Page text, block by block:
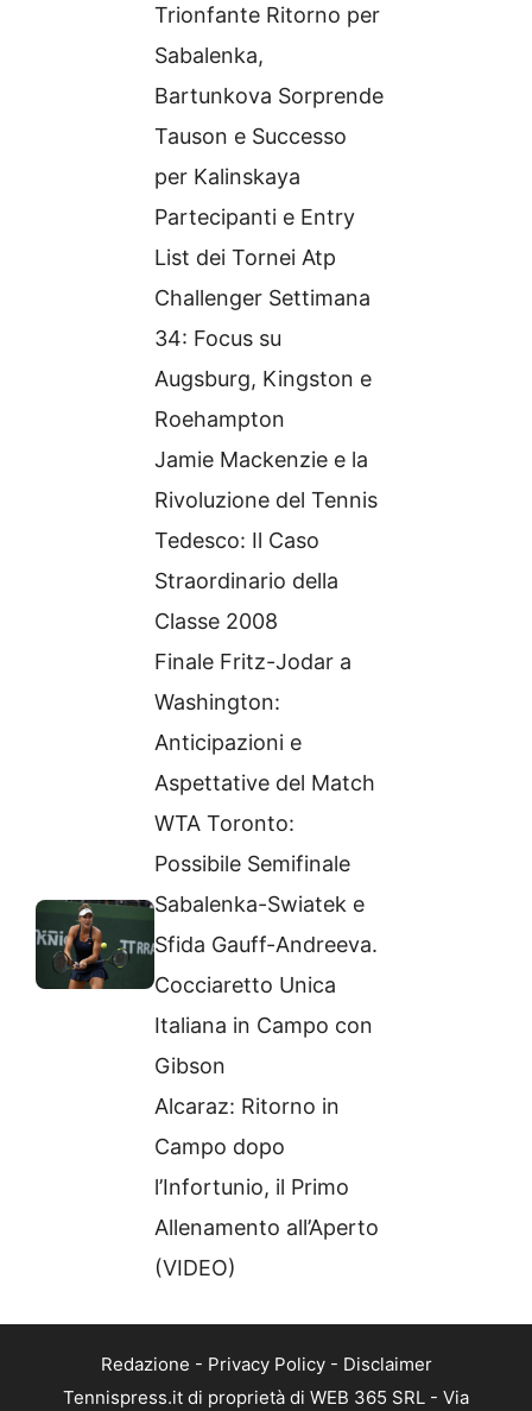
Trionfante Ritorno per
Sabalenka,
Bartunkova Sorprende
Tauson e Successo
per Kalinskaya
Partecipanti e Entry
List dei Tornei Atp
Challenger Settimana
34: Focus su
Augsburg, Kingston e
Roehampton
Jamie Mackenzie e la
Rivoluzione del Tennis
Tedesco: Il Caso
Straordinario della
Classe 2008
Finale Fritz-Jodar a
Washington:
Anticipazioni e
Aspettative del Match
WTA Toronto:
Possibile Semifinale
Sabalenka-Swiatek e
Sfida Gauff-Andreeva.
Cocciaretto Unica
Italiana in Campo con
Gibson
Alcaraz: Ritorno in
Campo dopo
l’Infortunio, il Primo
Allenamento all’Aperto
(VIDEO)
Redazione - Privacy Policy- Disclaimer
Tennispress.it di proprietà di WEB 365 SRL - Via